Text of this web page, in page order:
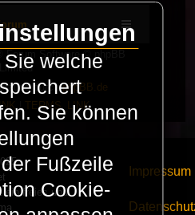
® Forum Software © phpBB
Limited
durchphpBB.de
| TERMS_LINK
-
ein freies und
Impressum
welche
Sie können
Fußzeile
Cookie-